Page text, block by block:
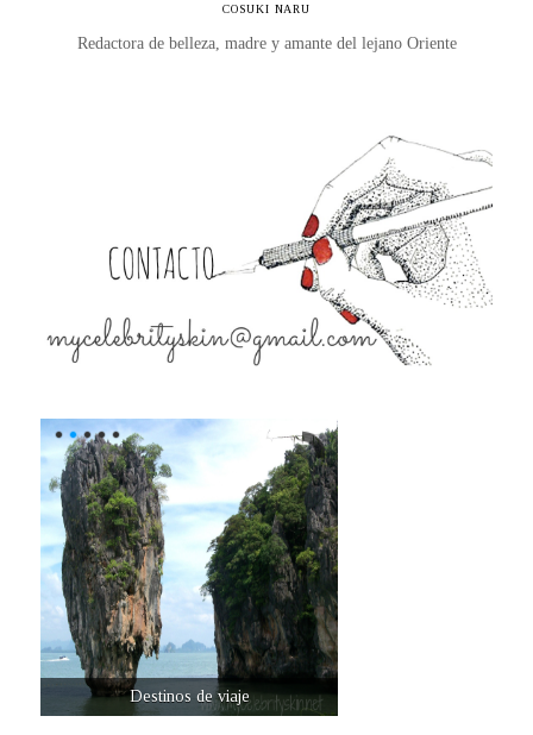
COSUKI NARU
Redactora de belleza, madre y amante del lejano Oriente
Destinos de viaje